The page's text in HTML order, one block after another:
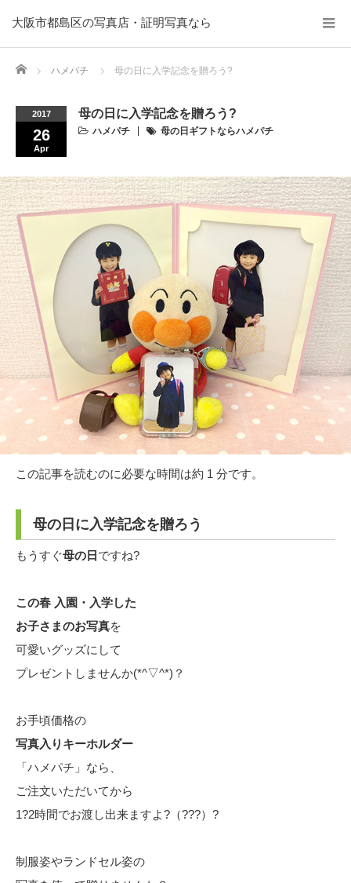
大阪市都島区の写真店・証明写真なら
Home ハメパチ 母の日に入学記念を贈ろう?
2017
26
Apr
母の日に入学記念を贈ろう?
ハメパチ 母の日ギフトならハメパチ
この記事を読むのに必要な時間は約 1 分です。
母の日に入学記念を贈ろう
もうすぐ母の日 ですね?
この春 入園・入学した
お子さまのお写真を
可愛いグッズにして
プレゼントしませんか(*^▽^*)？
お手頃価格の
写真入りキーホルダー
「ハメパチ」なら、
ご注文いただいてから
1?2時間でお渡し出来ますよ?（???）?
制服姿やランドセル姿の